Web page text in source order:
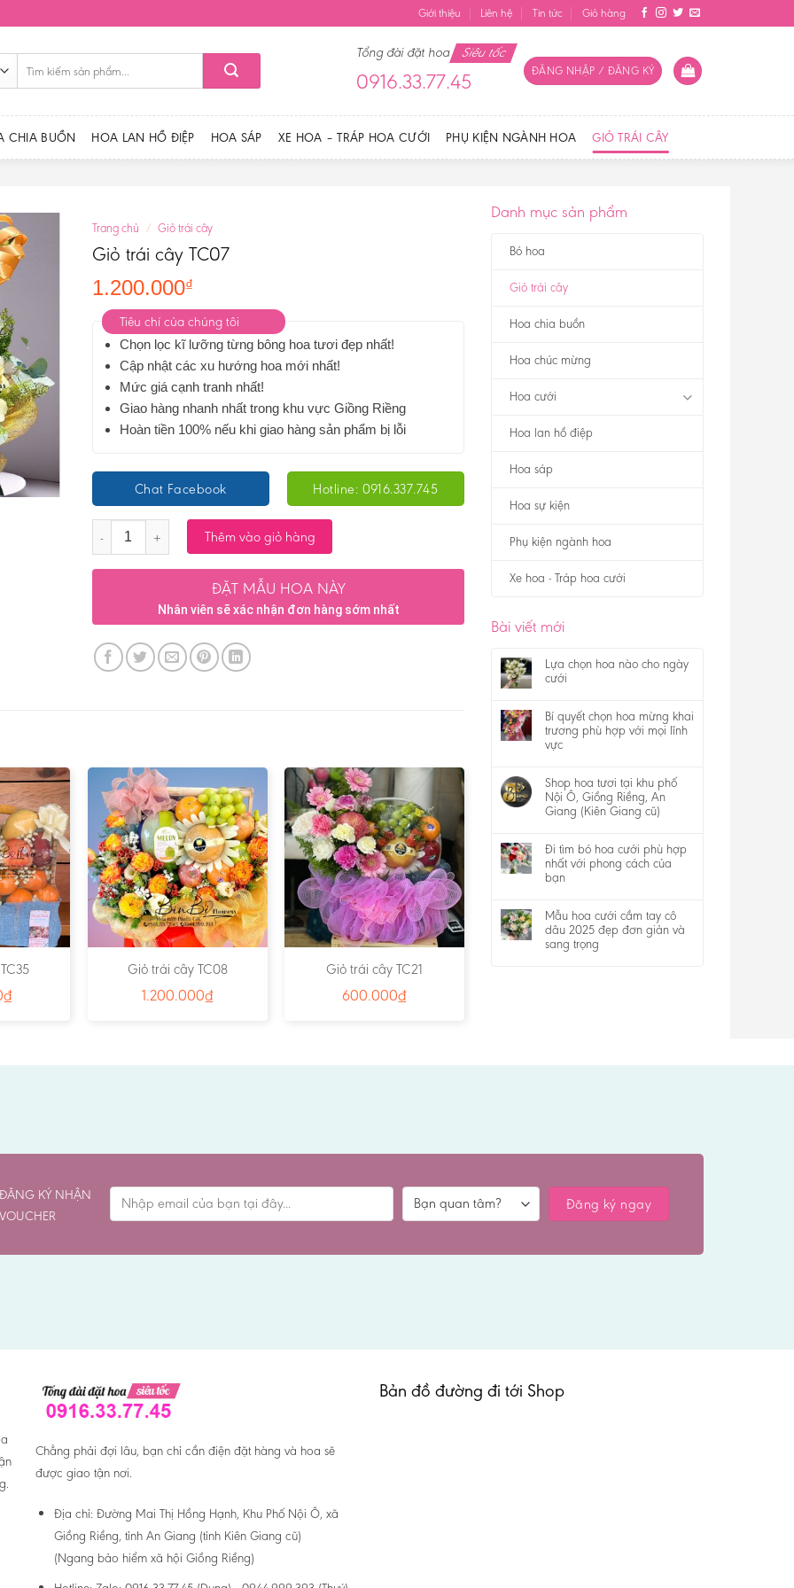
Giới thiệu Liên hệ Tin tức Giỏ hàng
kiếm:
Tổng đài đặt hoa Siêu tốc
0916.33.77.45 ĐĂNG NHẬP / ĐĂNG KÝ
CHIA BUỒN HOA LAN HỒ ĐIỆP HOA SÁP XE HOA – TRÁP HOA CƯỚI PHỤ KIỆN NGÀNH HOA GIỎ TRÁI CÂY
Danh mục sản phẩm
Bó hoa
Giỏ trái cây
Hoa chia buồn
Hoa chúc mừng
Hoa cưới
Hoa lan hồ điệp
Hoa sáp
Hoa sự kiện
Phụ kiện ngành hoa
Xe hoa - Tráp hoa cưới
Bài viết mới
Lựa chọn hoa nào cho ngày
cưới
Bí quyết chọn hoa mừng khai
trương phù hợp với mọi lĩnh
vực
Shop hoa tươi tại khu phố
Nội Ô, Giồng Riềng, An
Giang (Kiên Giang cũ)
Đi tìm bó hoa cưới phù hợp
nhất với phong cách của
bạn
Mẫu hoa cưới cầm tay cô
dâu 2025 đẹp đơn giản và
sang trọng
Trang chủ / Giỏ trái cây
Giỏ trái cây TC07
1.200.000₫
Tiêu chí của chúng tôi
Chọn lọc kĩ lưỡng từng bông hoa tươi đẹp nhất!
Cập nhật các xu hướng hoa mới nhất!
Mức giá cạnh tranh nhất!
Giao hàng nhanh nhất trong khu vực Giồng Riềng
Hoàn tiền 100% nếu khi giao hàng sản phẩm bị lỗi
Chat Facebook Hotline: 0916.337.745
Số lượng Thêm vào giỏ hàng
ĐẶT MẪU HOA NÀY
Nhân viên sẽ xác nhận đơn hàng sớm nhất
₫
Giỏ trái cây TC08
1.200.000₫
Giỏ trái cây TC21
600.000₫
ĐĂNG KÝ NHẬN
VOUCHER
Chẳng phải đợi lâu, bạn chỉ cần điện đặt hàng và hoa sẽ
được giao tận nơi.
Địa chỉ: Đường Mai Thị Hồng Hạnh, Khu Phố Nội Ô, xã
Giồng Riềng, tỉnh An Giang (tỉnh Kiên Giang cũ)
(Ngang bảo hiểm xã hội Giồng Riềng)
Bản đồ đường đi tới Shop